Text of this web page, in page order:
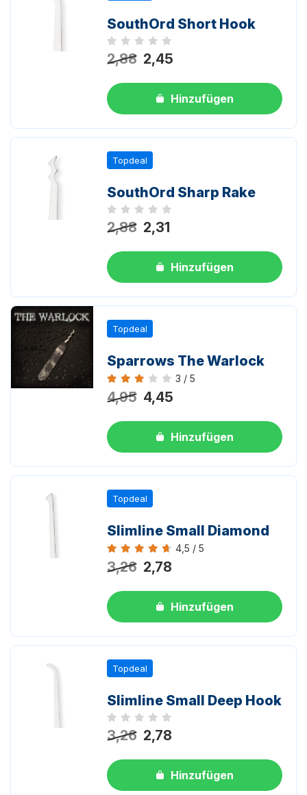
SouthOrd Short Hook
Noch keine Bewertungen
2,88 2,45
Hinzufügen
Topdeal
SouthOrd Sharp Rake
Noch keine Bewertungen
2,88 2,31
Hinzufügen
Topdeal
Sparrows The Warlock
Bewertung 3 von 5
3 / 5
4,95 4,45
Hinzufügen
Topdeal
Slimline Small Diamond
Bewertung 4,5 von 5
4,5 / 5
3,26 2,78
Hinzufügen
Topdeal
Slimline Small Deep Hook
Noch keine Bewertungen
3,26 2,78
Hinzufügen